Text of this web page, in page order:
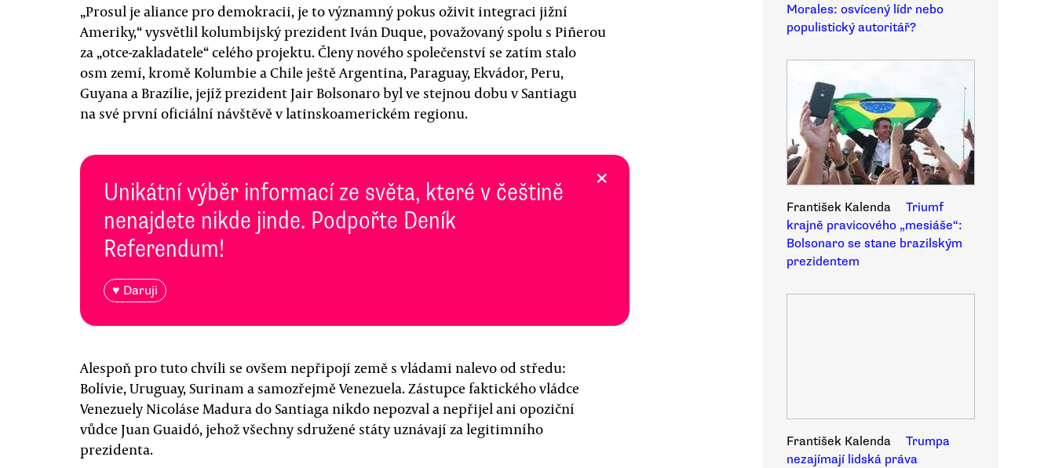
„Prosul je aliance pro demokracii, je to významný pokus oživit integraci jižní
Ameriky,“ vysvětlil kolumbijský prezident Iván Duque, považovaný spolu s Piñerou
za „otce-zakladatele“ celého projektu. Členy nového společenství se zatím stalo
osm zemí, kromě Kolumbie a Chile ještě Argentina, Paraguay, Ekvádor, Peru,
Guyana a Brazílie, jejíž prezident Jair Bolsonaro byl ve stejnou dobu v Santiagu
na své první oficiální návštěvě v latinskoamerickém regionu.
Unikátní výběr informací ze světa, které v češtině
nenajdete nikde jinde. Podpořte Deník
Referendum!
♥ Daruji
×
Alespoň pro tuto chvíli se ovšem nepřipojí země s vládami nalevo od středu:
Bolívie, Uruguay, Surinam a samozřejmě Venezuela. Zástupce faktického vládce
Venezuely Nicoláse Madura do Santiaga nikdo nepozval a nepřijel ani opoziční
vůdce Juan Guaidó, jehož všechny sdružené státy uznávají za legitimního
prezidenta.
Morales: osvícený lídr nebo
populistický autoritář?
František Kalenda
Triumf
krajně pravicového „mesiáše“:
Bolsonaro se stane brazilským
prezidentem
František Kalenda
Trumpa
nezajímají lidská práva